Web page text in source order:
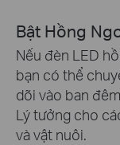
Bật Hồng
Nếu đèn LED
bạn có thể
dõi vào ban
Lý tưởng cho
và vật nuôi.